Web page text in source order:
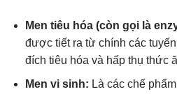
Men tiêu hóa (còn gọi là
được tiết ra từ chính các
đích tiêu hóa và hấp thụ thức
Men vi sinh: Là các chế